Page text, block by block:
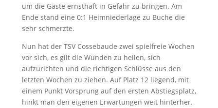
um die Gäste ernsthaft in Gefahr zu bringen. Am
Ende stand eine 0:1 Heimniederlage zu Buche die
sehr schmerzte.
Nun hat der TSV Cossebaude zwei spielfreie Wochen
vor sich, es gilt die Wunden zu heilen, sich
aufzurichten und die richtigen Schlüsse aus den
letzten Wochen zu ziehen. Auf Platz 12 liegend, mit
einem Punkt Vorsprung auf den ersten Abstiegsplatz,
hinkt man den eigenen Erwartungen weit hinterher.